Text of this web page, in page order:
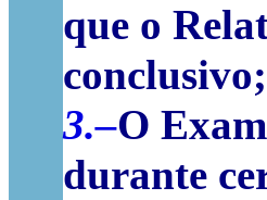
que o
conclusivo;
3.–O
durante